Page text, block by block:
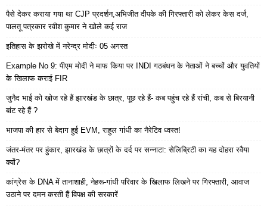
पैसे देकर कराया गया था CJP प्रदर्शन,अभिजीत दीपके की गिरफ्तारी को लेकर केस दर्ज,
पालतू पत्रकार रवीश कुमार ने खोले कई राज
इतिहास के झरोखे में नरेन्द्र मोदीः 05 अगस्त
Example No 9: पीएम मोदी ने माफ किया पर INDI गठबंधन के नेताओं ने बच्चों और युवतियों
के खिलाफ कराई FIR
जुनैद भाई को खोज रहे हैं झारखंड के छात्र, पूछ रहे हैं- कब पहुंच रहे हैं रांची, कब से बिरयानी
बांट रहे हैं ?
भाजपा की हार से बेदाग हुई EVM, राहुल गांधी का नैरेटिव ध्वस्त!
जंतर-मंतर पर हुंकार, झारखंड के छात्रों के दर्द पर सन्नाटा: सेलिब्रिटी का यह दोहरा रवैया
क्यों?
कांग्रेस के DNA में तानाशाही, नेहरू-गांधी परिवार के खिलाफ लिखने पर गिरफ्तारी, आवाज
उठाने पर दमन करती हैं विपक्ष की सरकारें